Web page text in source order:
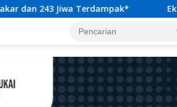
Eks Danpuspom TNI